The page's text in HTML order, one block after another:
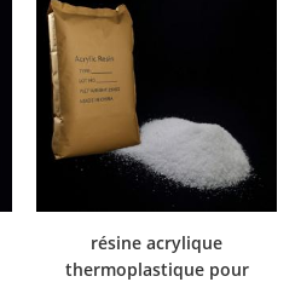
organique comme le toluène,
l'ester, etc.
résine acrylique
thermoplastique pour